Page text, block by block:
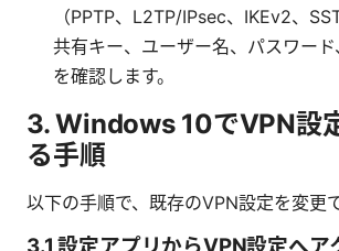
（PPTP、L2TP/IPsec、IKEv2、
共有キー、ユーザー名、パスワー
を確認します。
3. Windows 10でVPN設
る手順
以下の手順で、既存のVPN設定を変更で
3.1 設定アプリからVPN設定へア